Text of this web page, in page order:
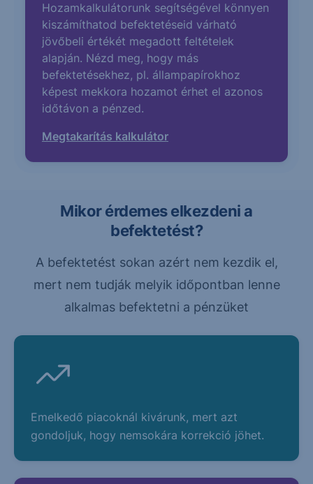
Hozamkalkulátorunk segítségével könnyen
kiszámíthatod befektetéseid várható
jövőbeli értékét megadott feltételek
alapján. Nézd meg, hogy más
befektetésekhez, pl. állampapírokhoz
képest mekkora hozamot érhet el azonos
időtávon a pénzed.
Megtakarítás kalkulátor
Mikor érdemes elkezdeni a
befektetést?
A befektetést sokan azért nem kezdik el,
mert nem tudják melyik időpontban lenne
alkalmas befektetni a pénzüket
Emelkedő piacoknál kivárunk, mert azt
gondoljuk, hogy nemsokára korrekció jöhet.